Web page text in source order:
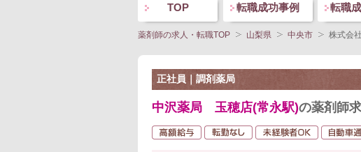
TOP 転職成功事例 転職
薬剤師の求人・転職TOP 山梨県 中央市 株式会
正社員｜調剤薬局
中沢薬局 玉穂店(常永駅)の薬剤師